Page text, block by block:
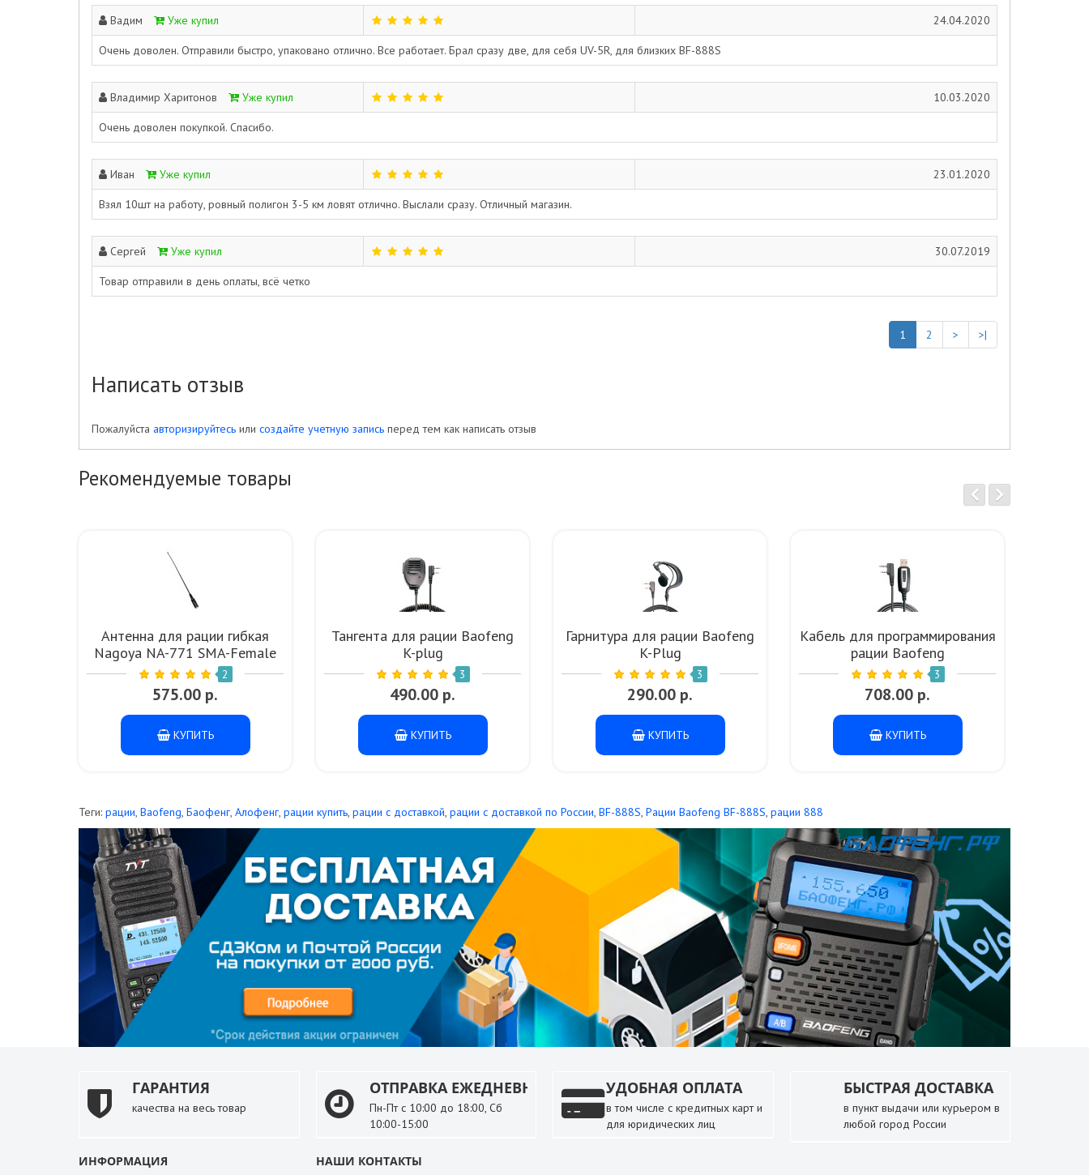
Вадим Уже купил 24.04.2020
Очень доволен. Отправили быстро, упаковано отлично. Все работает. Брал сразу две, для себя UV-5R, для близких BF-888S
Владимир Харитонов Уже купил 10.03.2020
Очень доволен покупкой. Спасибо.
Иван Уже купил 23.01.2020
Взял 10шт на работу, ровный полигон 3-5 км ловят отлично. Выслали сразу. Отличный магазин.
Сергей Уже купил 30.07.2019
Товар отправили в день оплаты, всё четко
1 2 > >|
Написать отзыв
Пожалуйста авторизируйтесь или создайте учетную запись перед тем как написать отзыв
Рекомендуемые товары
Антенна для рации гибкая
Nagoya NA-771 SMA-Female
UHF VHF
2
575.00 р.
КУПИТЬ
Тангента для рации Baofeng
K-plug
3
490.00 р.
КУПИТЬ
Гарнитура для рации Baofeng
K-Plug
3
290.00 р.
КУПИТЬ
Кабель для программирования
рации Baofeng
3
708.00 р.
КУПИТЬ
Теги: рации, Baofeng, Баофенг, Алофенг, рации купить, рации с доставкой, рации с доставкой по России, BF-888S, Рации Baofeng BF-888S, рации 888
ГАРАНТИЯ
качества на весь товар
ОТПРАВКА ЕЖЕДНЕВНО
Пн-Пт с 10:00 до 18:00, Сб
10:00-15:00
УДОБНАЯ ОПЛАТА
в том числе с кредитных карт и
для юридических лиц
БЫСТРАЯ ДОСТАВКА
в пункт выдачи или курьером в
любой город России
ИНФОРМАЦИЯ НАШИ КОНТАКТЫ